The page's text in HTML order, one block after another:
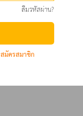
ลืมรหัสผ่าน?
สมัครสมาชิก